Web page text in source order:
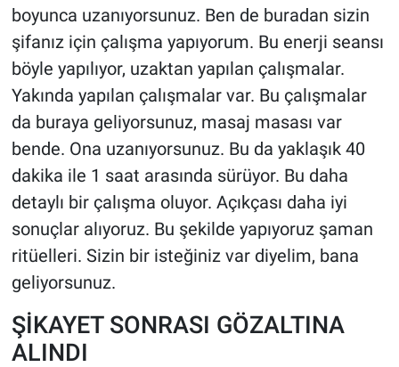
boyunca uzanıyorsunuz. Ben de buradan sizin
şifanız için çalışma yapıyorum. Bu enerji seansı
böyle yapılıyor, uzaktan yapılan çalışmalar.
Yakında yapılan çalışmalar var. Bu çalışmalar
da buraya geliyorsunuz, masaj masası var
bende. Ona uzanıyorsunuz. Bu da yaklaşık 40
dakika ile 1 saat arasında sürüyor. Bu daha
detaylı bir çalışma oluyor. Açıkçası daha iyi
sonuçlar alıyoruz. Bu şekilde yapıyoruz şaman
ritüelleri. Sizin bir isteğiniz var diyelim, bana
geliyorsunuz.
ŞİKAYET SONRASI GÖZALTINA
ALINDI
Türkiye'nin Geleceği
Türkiye'nin Gündemi
Yerel Gündem
Yerel Yaşam
Canlı Yayın